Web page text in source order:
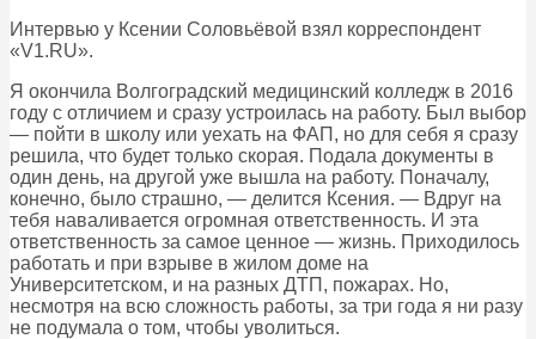
Интервью у Ксении Соловьёвой взял корреспондент
«V1.RU».
Я окончила Волгоградский медицинский колледж в 2016
году с отличием и сразу устроилась на работу. Был выбор
— пойти в школу или уехать на ФАП, но для себя я сразу
решила, что будет только скорая. Подала документы в
один день, на другой уже вышла на работу. Поначалу,
конечно, было страшно, — делится Ксения. — Вдруг на
тебя наваливается огромная ответственность. И эта
ответственность за самое ценное — жизнь. Приходилось
работать и при взрыве в жилом доме на
Университетском, и на разных ДТП, пожарах. Но,
несмотря на всю сложность работы, за три года я ни разу
не подумала о том, чтобы уволиться.